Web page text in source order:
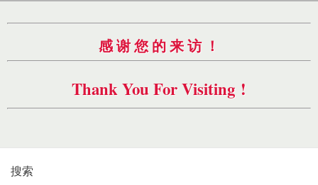
航
感 谢 您 的 来 访 ！
Thank You For Visiting !
搜索